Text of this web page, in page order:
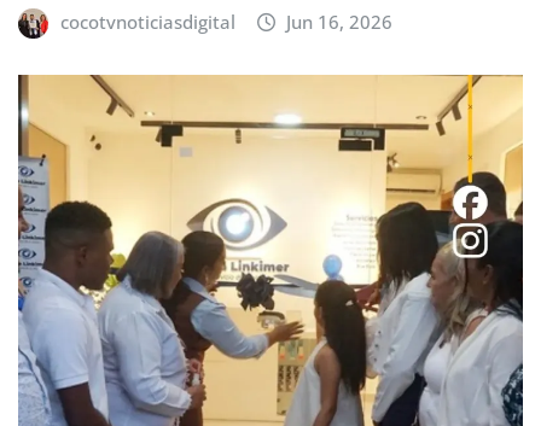
cocotvnoticiasdigital Jun 16, 2026